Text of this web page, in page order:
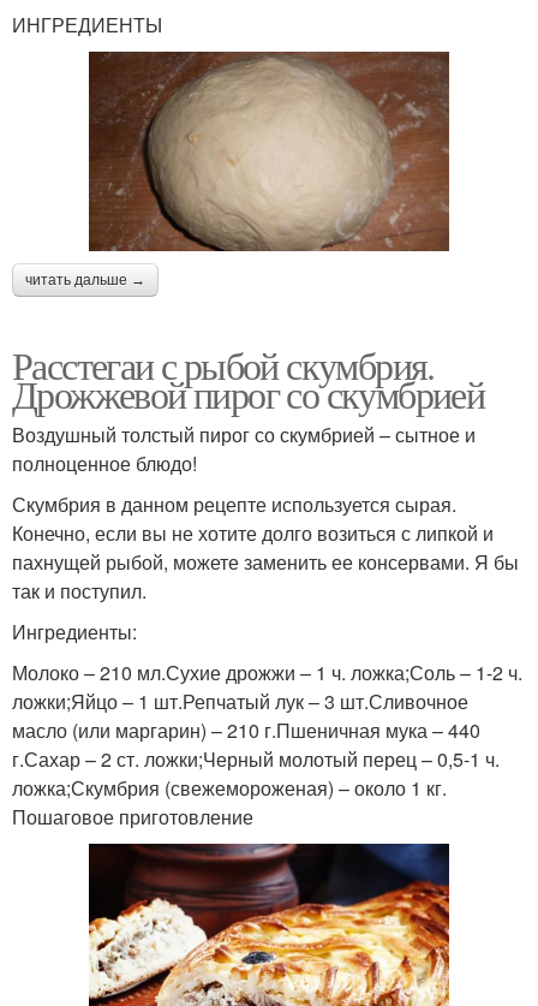
ИНГРЕДИЕНТЫ
читать дальше →
Расстегаи с рыбой скумбрия.
Дрожжевой пирог со скумбрией
Воздушный толстый пирог со скумбрией – сытное и
полноценное блюдо!
Скумбрия в данном рецепте используется сырая.
Конечно, если вы не хотите долго возиться с липкой и
пахнущей рыбой, можете заменить ее консервами. Я бы
так и поступил.
Ингредиенты:
Молоко – 210 мл.Сухие дрожжи – 1 ч. ложка;Соль – 1-2 ч.
ложки;Яйцо – 1 шт.Репчатый лук – 3 шт.Сливочное
масло (или маргарин) – 210 г.Пшеничная мука – 440
г.Сахар – 2 ст. ложки;Черный молотый перец – 0,5-1 ч.
ложка;Скумбрия (свежемороженая) – около 1 кг.
Пошаговое приготовление